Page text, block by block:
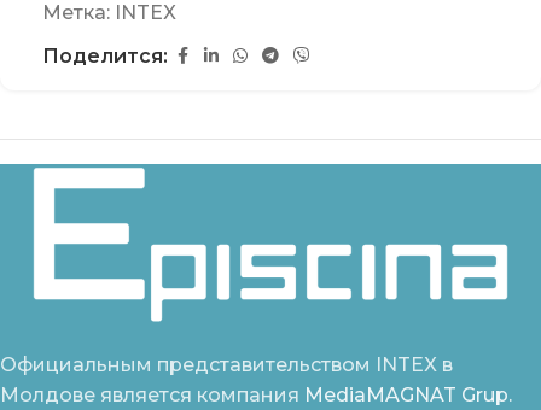
Метка:
INTEX
Поделится:
Официальным представительством INTEX в
Молдове является компания MediaMAGNAT Grup.